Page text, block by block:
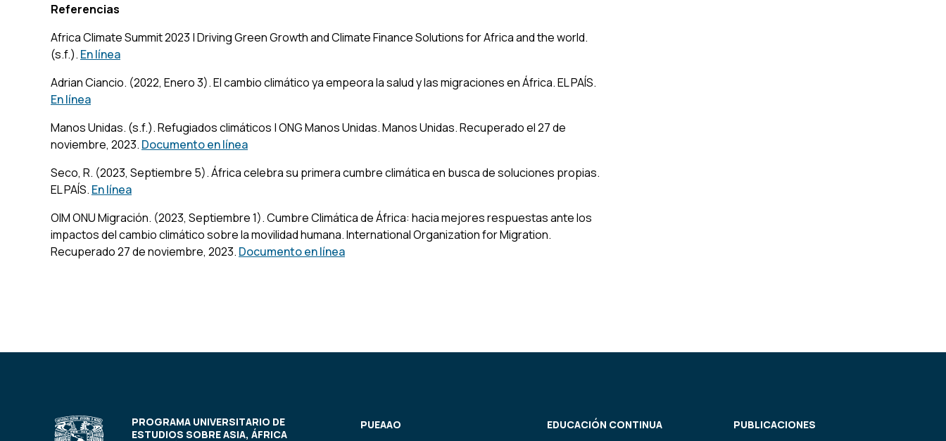
Referencias
Africa Climate Summit 2023 | Driving Green Growth and Climate Finance Solutions for Africa and the world.
(s.f.). En línea
Adrian Ciancio. (2022, Enero 3). El cambio climático ya empeora la salud y las migraciones en África.EL PAÍS.
En línea
Manos Unidas. (s.f.).Refugiados climáticos | ONG Manos Unidas. Manos Unidas. Recuperado el 27 de
noviembre, 2023. Documento en línea
Seco, R. (2023, Septiembre 5). África celebra su primera cumbre climática en busca de soluciones propias.
EL PAÍS. En línea
OIM ONU Migración. (2023, Septiembre 1).Cumbre Climática de África: hacia mejores respuestas ante los
impactos del cambio climático sobre la movilidad humana. International Organization for Migration.
Recuperado 27 de noviembre, 2023. Documento en línea
PROGRAMA UNIVERSITARIO DE
ESTUDIOS SOBRE ASIA, ÁFRICA
PUEAAO EDUCACIÓN CONTINUA PUBLICACIONES